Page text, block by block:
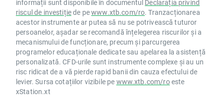
informații sunt disponibile în documentul Declarația privind
riscul de investițiede pewww.xtb.com/ro. Tranzacționarea
acestor instrumente ar putea să nu se potrivească tuturor
persoanelor, așadar se recomandă înțelegerea riscurilor și a
mecanismului de funcționare, precum și parcurgerea
programelor educaționale dedicate sau apelarea la asistență
personalizată. CFD-urile sunt instrumente complexe și au un
risc ridicat de a vă pierde rapid banii din cauza efectului de
levier. Sursa cotațiilor vizibile pe www.xtb.com/roeste
xStation.xt